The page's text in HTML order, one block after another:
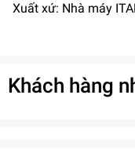
Xuất xứ: Nhà máy
Khách hàng